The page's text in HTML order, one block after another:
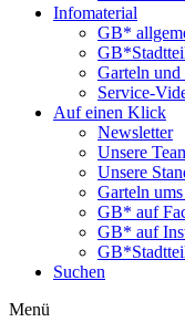
Infomaterial
GB*
Garteln
Service-
Auf einen Klick
Newsletter
Unsere
Unsere
Garteln
GB* auf
GB* auf
Suchen
Menü